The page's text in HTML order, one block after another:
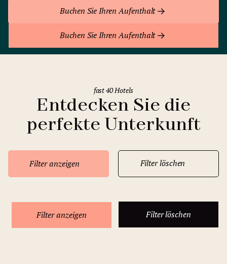
Buchen Sie Ihren Aufenthalt
Buchen Sie Ihren Aufenthalt
Entdecken Sie die
perfekte Unterkunft
fast 40 Hotels
Filter anzeigen
Filter anzeigen
Filter löschen
Filter löschen